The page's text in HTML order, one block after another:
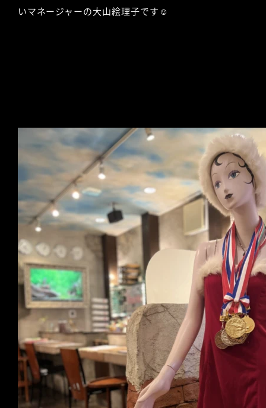
いマネージャーの大山絵理子です☺︎